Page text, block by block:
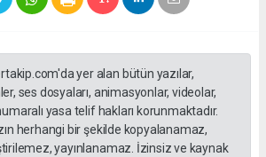
yer alan bütün yazılar,
ses dosyaları, animasyonlar, videolar,
yasa telif hakları korunmaktadır.
herhangi bir şekilde kopyalanamaz,
yayınlanamaz. İzinsiz ve kaynak